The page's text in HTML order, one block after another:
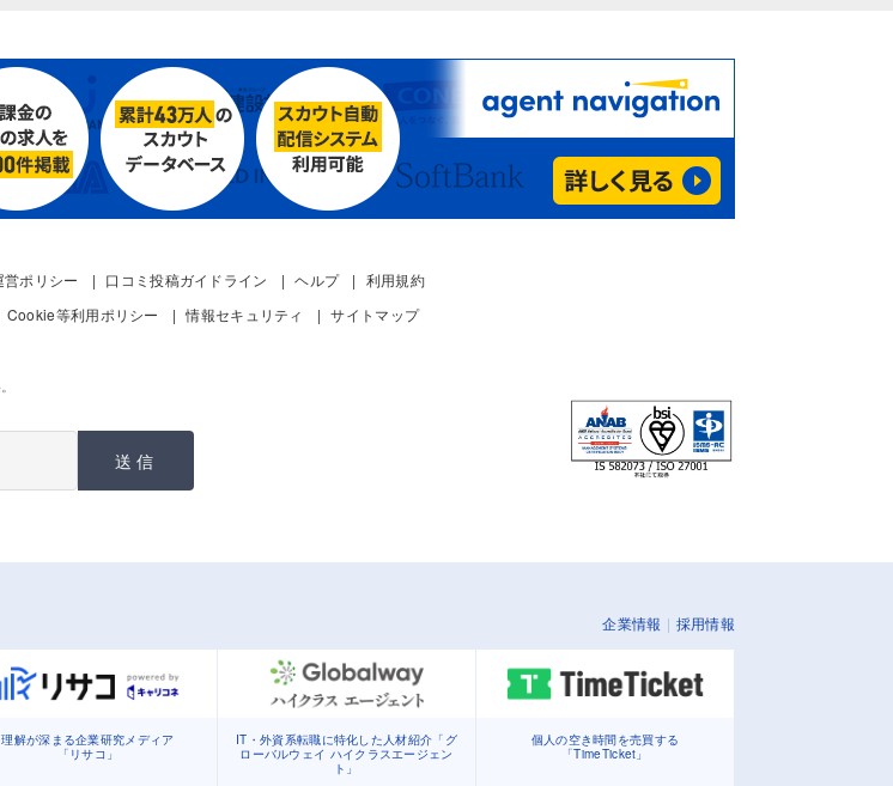
営ポリシー 口コミ投稿ガイドライン ヘルプ
利用規約
Cookie等利用ポリシー 情報セキュリティ サイトマップ
送信
企業情報 採用情報
理解が深まる企業研究メディア
「リサコ」
IT・外資系転職に特化した人材紹介「グ
ローバルウェイ ハイクラスエージェン
ト」
個人の空き時間を売買する
「TimeTicket」